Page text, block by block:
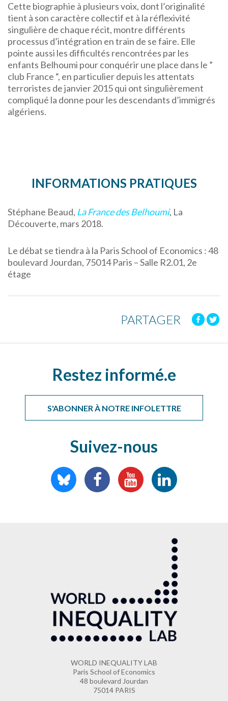
Cette biographie à plusieurs voix, dont l’originalité
tient à son caractère collectif et à la réflexivité
singulière de chaque récit, montre différents
processus d’intégration en train de se faire. Elle
pointe aussi les difficultés rencontrées par les
enfants Belhoumi pour conquérir une place dans le ”
club France “, en particulier depuis les attentats
terroristes de janvier 2015 qui ont singulièrement
compliqué la donne pour les descendants d’immigrés
algériens.
INFORMATIONS PRATIQUES
Stéphane Beaud, La France des Belhoumi, La
Découverte, mars 2018.
Le débat se tiendra à la Paris School of Economics : 48
boulevard Jourdan, 75014 Paris – Salle R2.01, 2e
étage
PARTAGER
Restez informé.e
S'ABONNER À NOTRE INFOLETTRE
Suivez-nous
WORLD INEQUALITY LAB
Paris School of Economics
48 boulevard Jourdan
75014 PARIS